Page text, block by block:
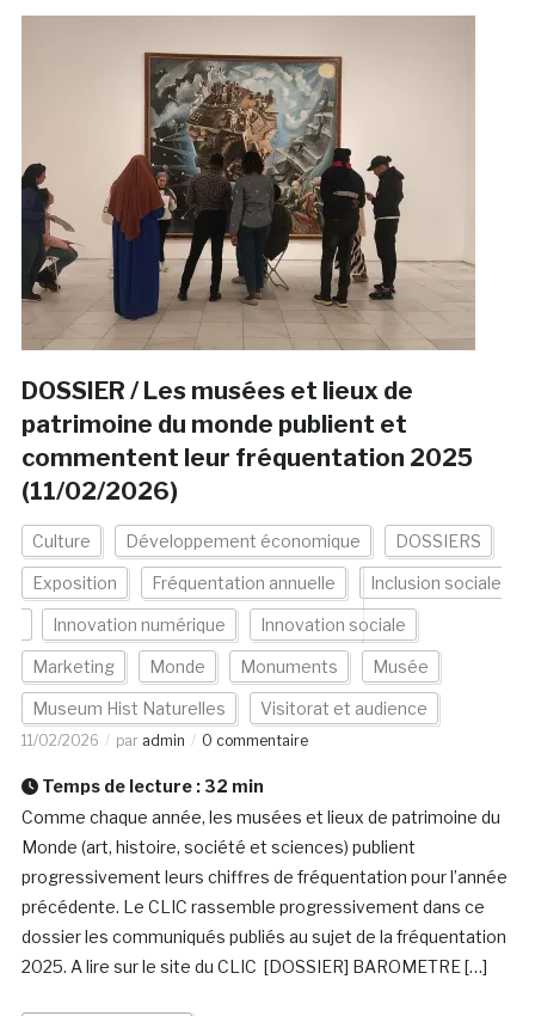
DOSSIER / Les musées et lieux de
patrimoine du monde publient et
commentent leur fréquentation 2025
(11/02/2026)
Culture Développement économique DOSSIERS
Exposition Fréquentation annuelle Inclusion sociale
Innovation numérique Innovation sociale
Marketing Monde Monuments Musée
Museum Hist Naturelles Visitorat et audience
11/02/2026 par admin 0 commentaire
Temps de lecture : 32 min
Comme chaque année, les musées et lieux de patrimoine du
Monde (art, histoire, société et sciences) publient
progressivement leurs chiffres de fréquentation pour l’année
précédente. Le CLIC rassemble progressivement dans ce
dossier les communiqués publiés au sujet de la fréquentation
2025. A lire sur le site du CLIC [DOSSIER] BAROMETRE […]